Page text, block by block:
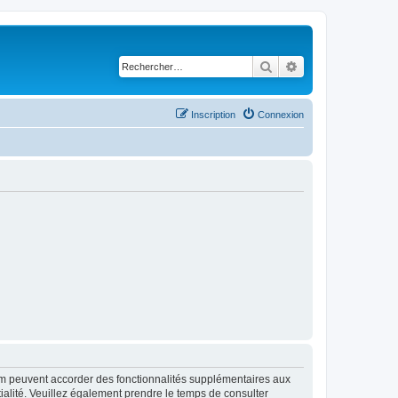
Rechercher
Connexion
Inscription
peuvent accorder des fonctionnalités supplémentaires aux
Veuillez également prendre le temps de consulter